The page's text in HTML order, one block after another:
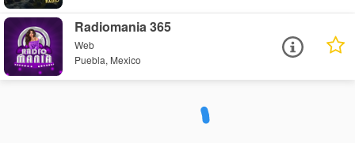
Radiomania 365
Web
Puebla, Mexico